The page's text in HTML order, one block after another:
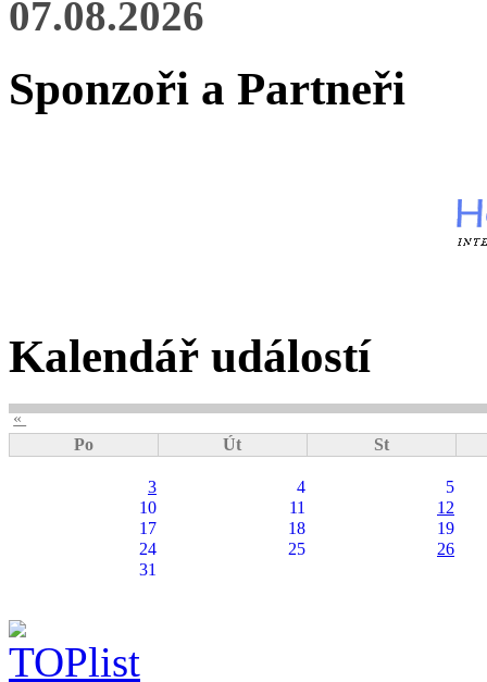
07.08.2026
Sponzoři a Partneři
Kalendář událostí
«
Po
Út St
3 4
5
10
11
12
17
18
19
24
25
26
31